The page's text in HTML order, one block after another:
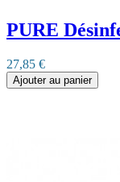
PURE
27,85 €
Ajouter au panier